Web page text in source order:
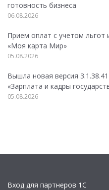
готовность бизнеса
06.08.2026
Прием оплат с учетом льгот
«Моя карта Мир»
05.08.2026
Вышла новая версия
«Зарплата и кадры
05.08.2026
Вход для партнеров 1С